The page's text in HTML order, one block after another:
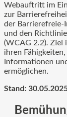
Webauftritt im
zur
der Barrierefreie-
und den
(WCAG 2.2). Ziel
ihren
Informationen
ermöglichen.
Stand: